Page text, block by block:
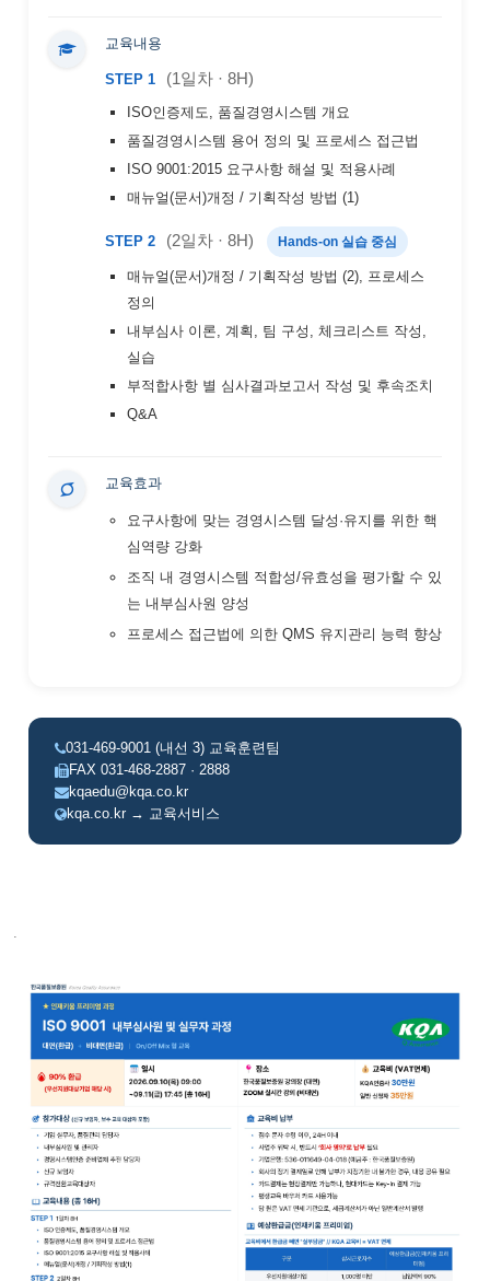
교육내용
STEP 1 (1일차 · 8H)
ISO인증제도, 품질경영시스템 개요
품질경영시스템 용어 정의 및 프로세스 접근법
ISO 9001:2015 요구사항 해설 및 적용사례
매뉴얼(문서)개정 / 기획작성 방법 (1)
STEP 2 (2일차 · 8H) Hands-on 실습 중심
매뉴얼(문서)개정 / 기획작성 방법 (2), 프로세스
정의
내부심사 이론, 계획, 팀 구성, 체크리스트 작성,
실습
부적합사항 별 심사결과보고서 작성 및 후속조치
Q&A
교육효과
요구사항에 맞는 경영시스템 달성·유지를 위한 핵
심역량 강화
조직 내 경영시스템 적합성/유효성을 평가할 수 있
는 내부심사원 양성
프로세스 접근법에 의한 QMS 유지관리 능력 향상
031-469-9001 (내선 3) 교육훈련팀
FAX 031-468-2887 · 2888
kqaedu@kqa.co.kr
kqa.co.kr → 교육서비스
.